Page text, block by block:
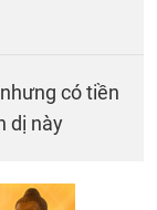
có tiền
dị này